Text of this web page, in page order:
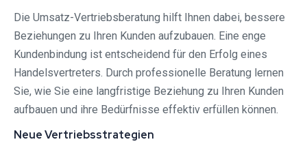
Die Umsatz-Vertriebsberatung hilft Ihnen dabei, bessere
Beziehungen zu Ihren Kunden aufzubauen. Eine enge
Kundenbindung ist entscheidend für den Erfolg eines
Handelsvertreters. Durch professionelle Beratung lernen
Sie, wie Sie eine langfristige Beziehung zu Ihren Kunden
aufbauen und ihre Bedürfnisse effektiv erfüllen können.
Neue Vertriebsstrategien